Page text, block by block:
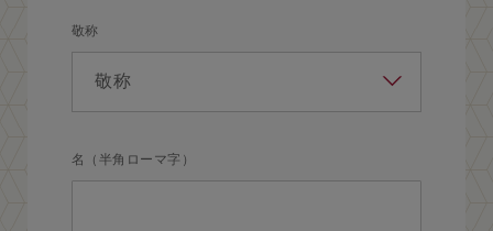
敬称
名（半角ローマ字）